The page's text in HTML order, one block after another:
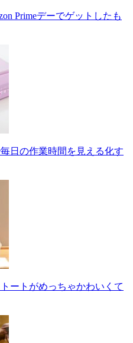
Primeデーでゲットしたも
日の作業時間を見える化す
ートがめっちゃかわいくて